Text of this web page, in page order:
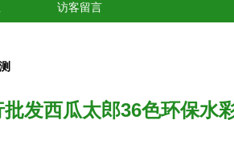
访客留言
发西瓜太郎36色环保水